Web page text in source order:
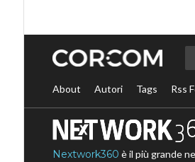
About Autori Tags Rss
Nextwork360 è il più grande